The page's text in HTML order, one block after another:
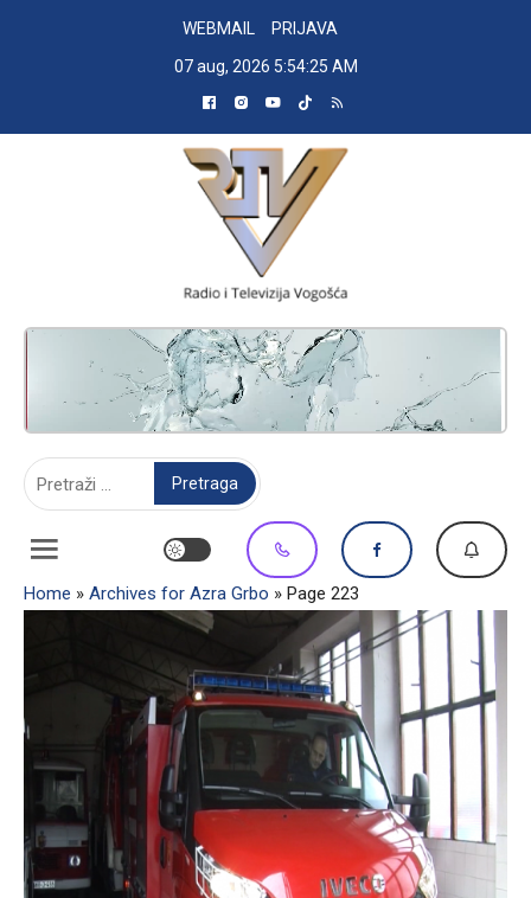
WEBMAIL
PRIJAVA
07 aug, 2026 5:54:26 AM
RADIO TELEVIZIJA VOGOŠĆA
Home » Archives for Azra Grbo » Page 223